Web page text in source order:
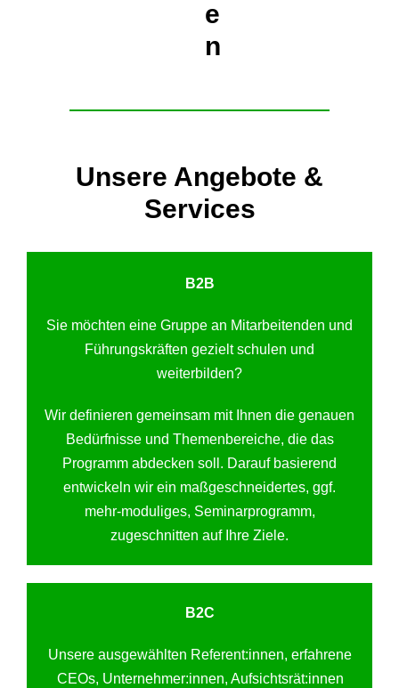
e
n
Unsere Angebote &
Services
B2B
Sie möchten eine Gruppe an Mitarbeitenden und
Führungskräften gezielt schulen und
weiterbilden?
Wir definieren gemeinsam mit Ihnen die genauen
Bedürfnisse und Themenbereiche, die das
Programm abdecken soll. Darauf basierend
entwickeln wir ein maßgeschneidertes, ggf.
mehr-moduliges, Seminarprogramm,
zugeschnitten auf Ihre Ziele.
B2C
Unsere ausgewählten Referent:innen, erfahrene
CEOs, Unternehmer:innen, Aufsichtsrät:innen